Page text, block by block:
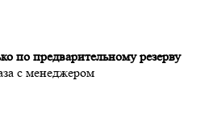
по предварительному резерву
с менеджером